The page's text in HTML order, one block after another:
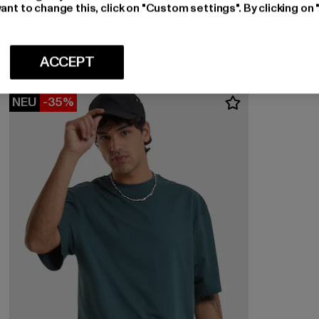
BRODERIE
NEU -35%
to change this, click on "Custom settings". By clicking
ACCEPT